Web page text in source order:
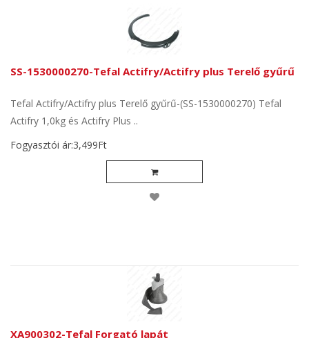
SS-1530000270-Tefal Actifry/Actifry plus Terelő gyűrű
Tefal Actifry/Actifry plus Terelő gyűrű-(SS-1530000270) Tefal
Actifry 1,0kg és Actifry Plus ..
Fogyasztói ár:3,499Ft
XA900302-Tefal Forgató lapát